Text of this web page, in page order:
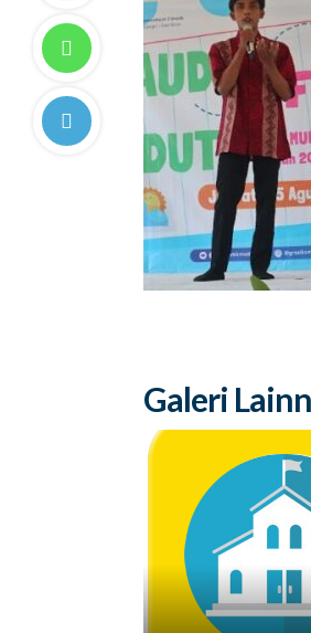
Galeri